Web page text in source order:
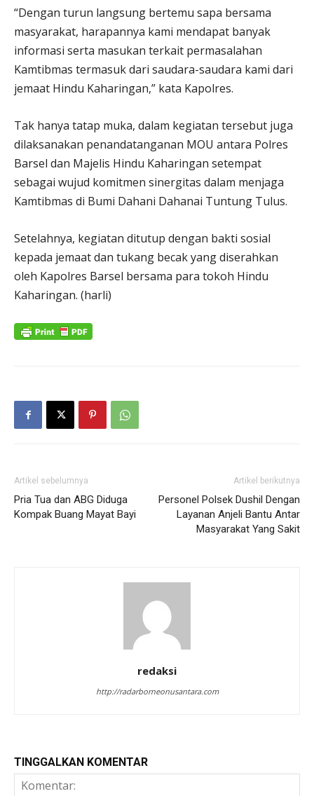
“Dengan turun langsung bertemu sapa bersama
masyarakat, harapannya kami mendapat banyak
informasi serta masukan terkait permasalahan
Kamtibmas termasuk dari saudara-saudara kami dari
jemaat Hindu Kaharingan,” kata Kapolres.
Tak hanya tatap muka, dalam kegiatan tersebut juga
dilaksanakan penandatanganan MOU antara Polres
Barsel dan Majelis Hindu Kaharingan setempat
sebagai wujud komitmen sinergitas dalam menjaga
Kamtibmas di Bumi Dahani Dahanai Tuntung Tulus.
Setelahnya, kegiatan ditutup dengan bakti sosial
kepada jemaat dan tukang becak yang diserahkan
oleh Kapolres Barsel bersama para tokoh Hindu
Kaharingan. (harli)
Artikel sebelumnya
Pria Tua dan ABG Diduga
Kompak Buang Mayat Bayi
Artikel berikutnya
Personel Polsek Dushil Dengan
Layanan Anjeli Bantu Antar
Masyarakat Yang Sakit
redaksi
http://radarborneonusantara.com
TINGGALKAN KOMENTAR